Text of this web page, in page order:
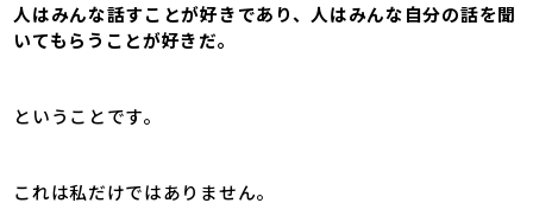
人はみんな話すことが好きであり、人はみんな自分の話を聞
いてもらうことが好きだ。
ということです。
これは私だけではありません。